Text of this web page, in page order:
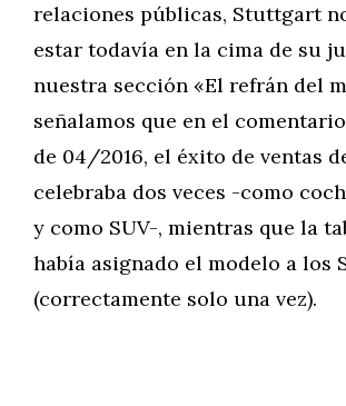
relaciones públicas, Stuttgart
estar todavía en la cima de su
nuestra sección «El refrán del
señalamos que en el
de 04/2016, el éxito de ventas
celebraba dos veces -como
y como SUV-, mientras que la
había asignado el modelo a los
(correctamente solo una vez).